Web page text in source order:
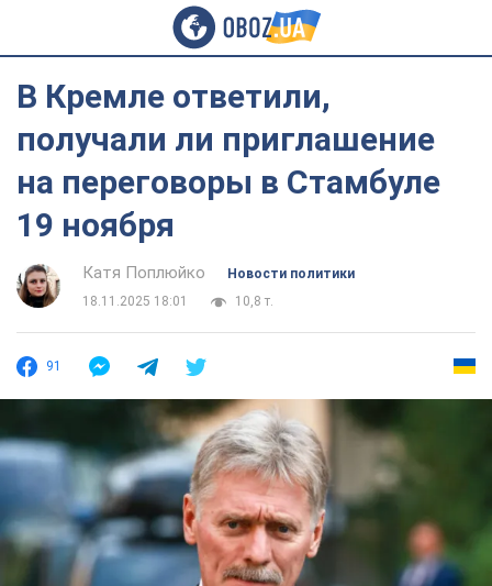
В Кремле ответили,
получали ли приглашение
на переговоры в Стамбуле
19 ноября
Катя Поплюйко
Новости политики
18.11.2025 18:01
10,8 т.
91